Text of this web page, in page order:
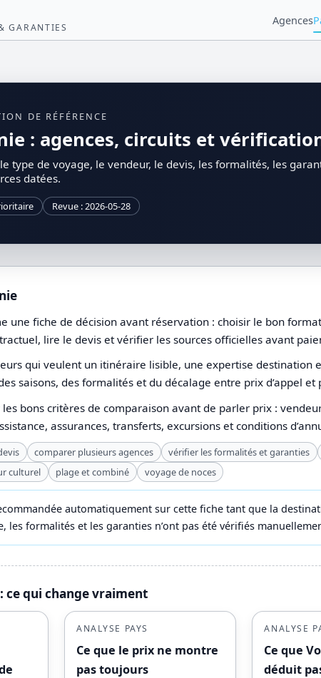
GARANTIES
Agences
DE RÉFÉRENCE
: agences, circuits et
type de voyage, le vendeur, le devis, les formalités, les
datées.
Revue : 2026-05-28
une fiche de décision avant réservation : choisir le bon
lire le devis et vérifier les sources officielles avant
qui veulent un itinéraire lisible, une expertise destination
saisons, des formalités et du décalage entre prix d’appel et
bons critères de comparaison avant de parler prix :
assurances, transferts, excursions et conditions
comparer plusieurs agences vérifier les formalités et garanties
culturel plage et combiné voyage de noces
automatiquement sur cette fiche tant que la
les formalités et les garanties n’ont pas été vérifiés
ce qui change vraiment
ANALYSE PAYS
Ce que le prix ne montre
pas toujours
ANALYSE
Ce que
déduit